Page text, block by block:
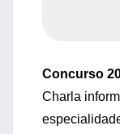
Concurso
Charla